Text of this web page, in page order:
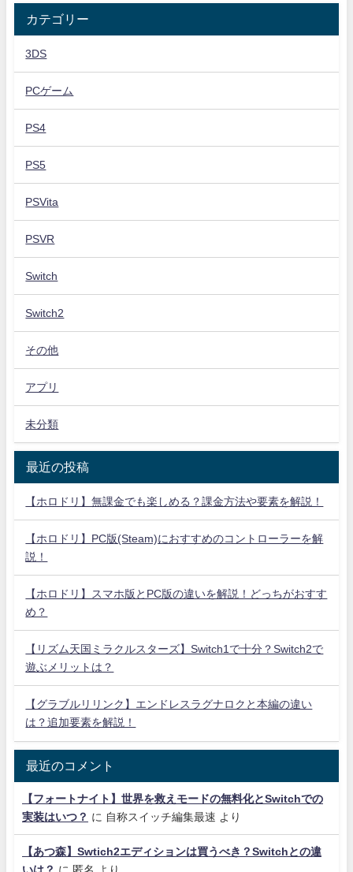
カテゴリー
3DS
PCゲーム
PS4
PS5
PSVita
PSVR
Switch
Switch2
その他
アプリ
未分類
最近の投稿
【ホロドリ】無課金でも楽しめる？課金方法や要素を解説！
【ホロドリ】PC版(Steam)におすすめのコントローラーを解
説！
【ホロドリ】スマホ版とPC版の違いを解説！どっちがおすす
め？
【リズム天国ミラクルスターズ】Switch1で十分？Switch2で
遊ぶメリットは？
【グラブルリリンク】エンドレスラグナロクと本編の違い
は？追加要素を解説！
最近のコメント
【フォートナイト】世界を救えモードの無料化とSwitchでの
実装はいつ？ に 自称スイッチ編集最速 より
【あつ森】Swtich2エディションは買うべき？Switchとの違
いは？ に 匿名 より